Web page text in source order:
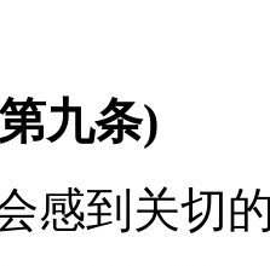
九条)
感到关切